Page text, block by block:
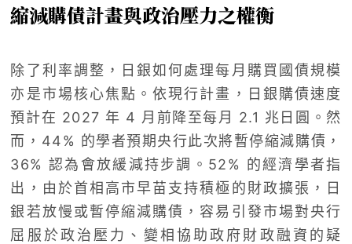
縮減購債計畫與政治壓力之權衡
除了利率調整，日銀如何處理每月購買國債規模
亦是市場核心焦點。依現行計畫，日銀購債速度
預計在 2027 年 4 月前降至每月 2.1 兆日圓。然
而，44% 的學者預期央行此次將暫停縮減購債，
36% 認為會放緩減持步調。52% 的經濟學者指
出，由於首相高市早苗支持積極的財政擴張，日
銀若放慢或暫停縮減購債，容易引發市場對央行
屈服於政治壓力、變相協助政府財政融資的疑